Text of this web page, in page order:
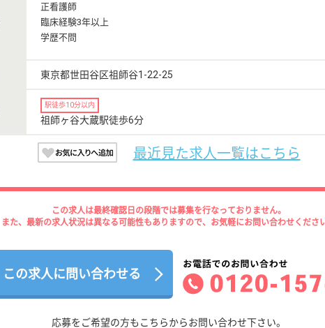
正看護師
臨床経験3年以上
学歴不問
東京都世田谷区祖師谷1-22-25
駅徒歩10分以内
祖師ヶ谷大蔵駅徒歩6分
最近見た求人一覧はこちら
この求人は最終確認日の段階では募集を行なっておりません。
また、最新の求人状況は異なる可能性もありますので、お気軽にお問い合わせくださ
この求人に問い合わせる
応募をご希望の方もこちらからお問い合わせ下さい。